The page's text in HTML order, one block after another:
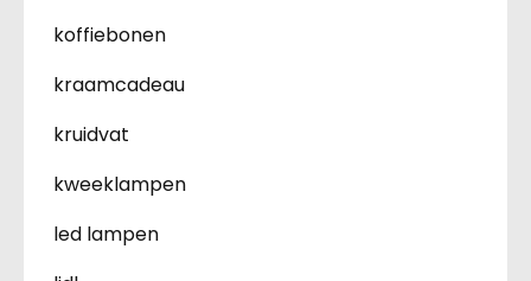
koffiebonen
kraamcadeau
kruidvat
kweeklampen
led lampen